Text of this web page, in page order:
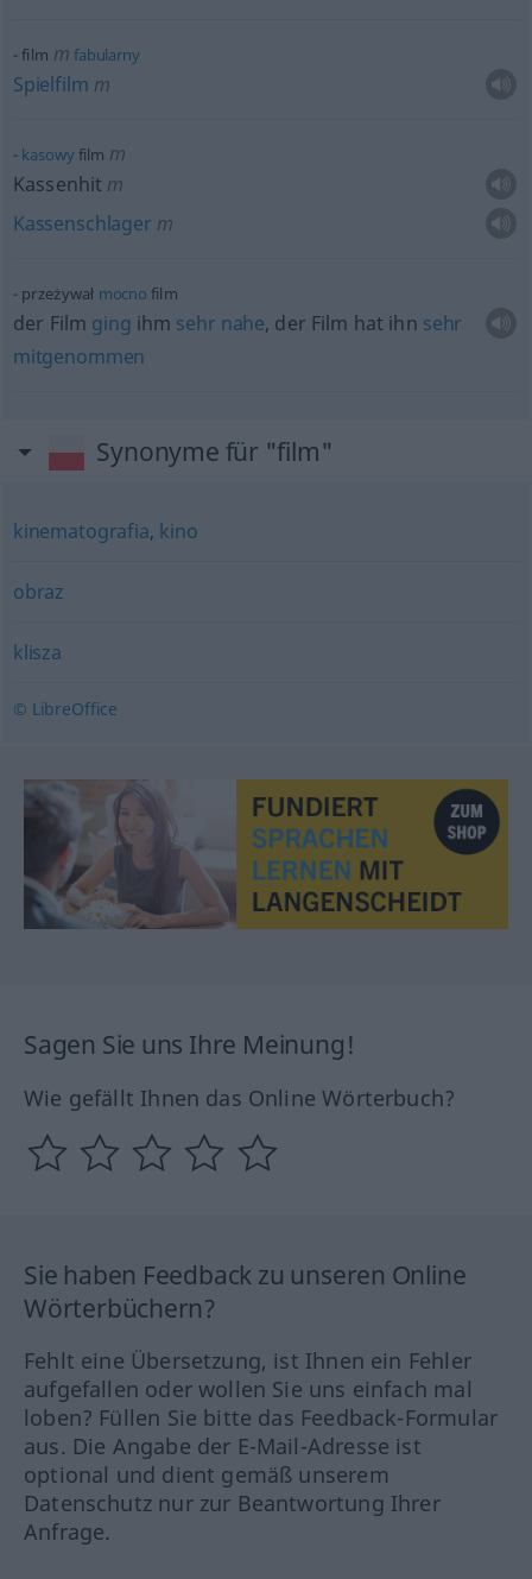
film m fabularny
Spielfilm m
kasowyfilm m
Kassenhit m
Kassenschlager m
przeżywał mocno film
der Film ging ihm sehr nahe, der Film hat ihn sehr
mitgenommen
Synonyme für "film"
kinematografia, kino
obraz
klisza
© LibreOffice
Sagen Sie uns Ihre Meinung!
Wie gefällt Ihnen das Online Wörterbuch?
Sie haben Feedback zu unseren Online
Wörterbüchern?
Fehlt eine Übersetzung, ist Ihnen ein Fehler
aufgefallen oder wollen Sie uns einfach mal
loben? Füllen Sie bitte das Feedback-Formular
aus. Die Angabe der E-Mail-Adresse ist
optional und dient gemäß unserem
Datenschutz nur zur Beantwortung Ihrer
Anfrage.